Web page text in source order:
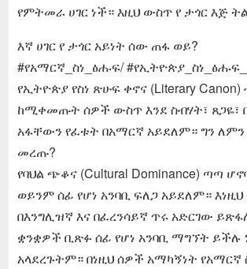
የምትመራ ሀገር ነች። እዚህ ውስጥ የ ታጎር እጅ
እኛ ሀገር የ ታጎር አይነት ሰው ጠፋ ወይ?
#የአማርኛ_ስነ_ፅሑፍ/ #የኢትዮጵያ_ስነ_ፅሑፍ_
የኢትዮጵያ የስነ ጽሁፍ ቀኖና (Literary Canon)
ከሚቀመጡት ሰዎች ውስጥ እንደ ስብሃት፣ ጸጋዬ፣
አፋቸውን የፈቱት በአማርኛ አይደለም። ግን
መረጡ?
የባህል ጭቆና (Cultural Dominance) ጣጣ
ወይንም ሰፊ የሆነ አንባቢ ፍለጋ አይደለም። እነዚህ
በእንግሊዝኛ እና በፈረንሳይኛ ጥሩ አድርገው
ቋንቋዎች ቢጽፉ ሰፊ የሆነ አንባቢ ማግኘት ይችሉ
አላደረጉትም። በነዚህ ሰዎች አማካኝነት የአማርኛ